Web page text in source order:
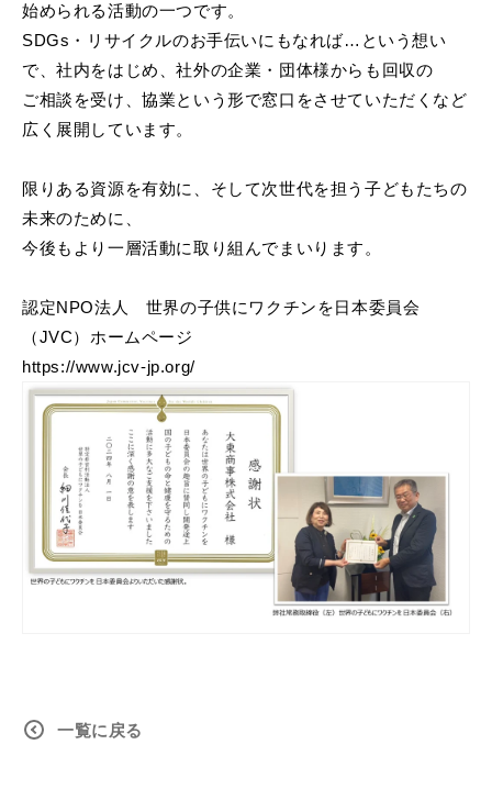
始められる活動の一つです。
SDGs・リサイクルのお手伝いにもなれば…という想い
で、社内をはじめ、社外の企業・団体様からも回収の
ご相談を受け、協業という形で窓口をさせていただくなど
広く展開しています。
限りある資源を有効に、そして次世代を担う子どもたちの
未来のために、
今後もより一層活動に取り組んでまいります。
認定NPO法人 世界の子供にワクチンを日本委員会
（JVC）ホームページ
https://www.jcv-jp.org/
一覧に戻る